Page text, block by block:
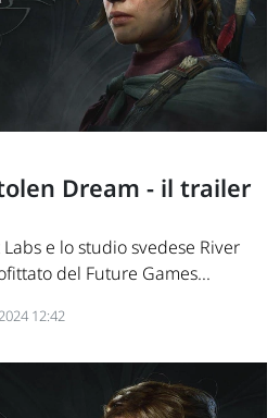
Dream - il trailer
e lo studio svedese River
del Future Games...
12:42